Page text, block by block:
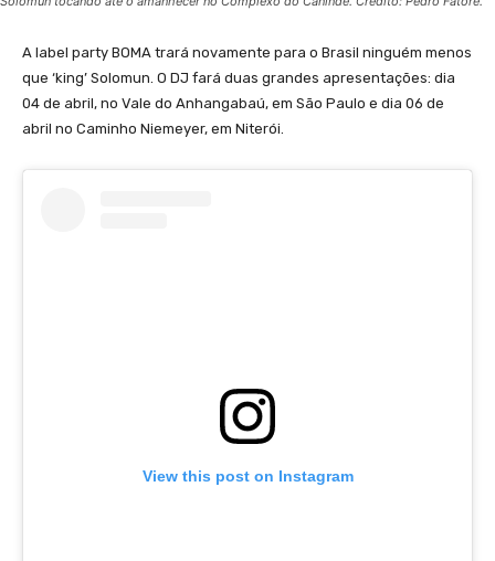
A label party BOMA trará novamente para o Brasil ninguém menos
que ‘king’ Solomun. O DJ fará duas grandes apresentações: dia
04 de abril, no Vale do Anhangabaú, em São Paulo e dia 06 de
abril no Caminho Niemeyer, em Niterói.
View this post on Instagram